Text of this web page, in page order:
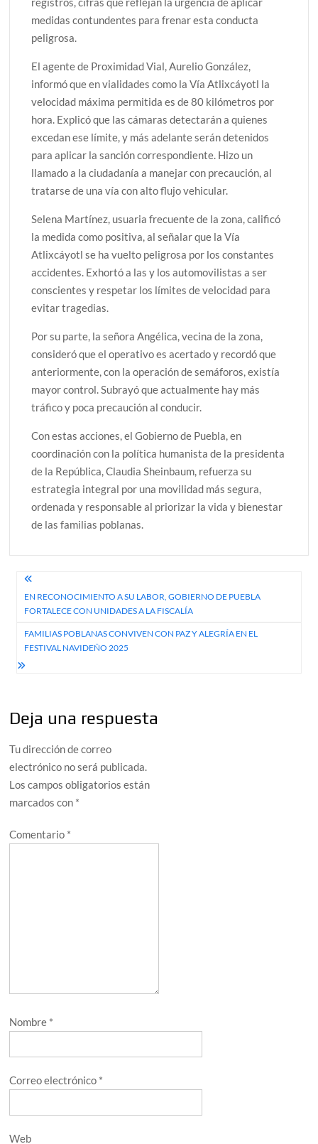
medidas contundentes para frenar esta conducta
peligrosa.
El agente de Proximidad Vial, Aurelio González,
informó que en vialidades como la Vía Atlixcáyotl la
velocidad máxima permitida es de 80 kilómetros por
hora. Explicó que las cámaras detectarán a quienes
excedan ese límite, y más adelante serán detenidos
para aplicar la sanción correspondiente. Hizo un
llamado a la ciudadanía a manejar con precaución, al
tratarse de una vía con alto flujo vehicular.
Selena Martínez, usuaria frecuente de la zona, calificó
la medida como positiva, al señalar que la Vía
Atlixcáyotl se ha vuelto peligrosa por los constantes
accidentes. Exhortó a las y los automovilistas a ser
conscientes y respetar los límites de velocidad para
evitar tragedias.
Por su parte, la señora Angélica, vecina de la zona,
consideró que el operativo es acertado y recordó que
anteriormente, con la operación de semáforos, existía
mayor control. Subrayó que actualmente hay más
tráfico y poca precaución al conducir.
Con estas acciones, el Gobierno de Puebla, en
coordinación con la política humanista de la presidenta
de la República, Claudia Sheinbaum, refuerza su
estrategia integral por una movilidad más segura,
ordenada y responsable al priorizar la vida y bienestar
de las familias poblanas.
Navegación
de
entradas
EN RECONOCIMIENTO A SU LABOR, GOBIERNO DE PUEBLA
FORTALECE CON UNIDADES A LA FISCALÍA
FAMILIAS POBLANAS CONVIVEN CON PAZ Y ALEGRÍA EN EL
FESTIVAL NAVIDEÑO 2025
Deja una respuesta
Tu dirección de correo
electrónico no será publicada.
Los campos obligatorios están
marcados con *
Comentario *
Nombre *
Correo electrónico *
Web